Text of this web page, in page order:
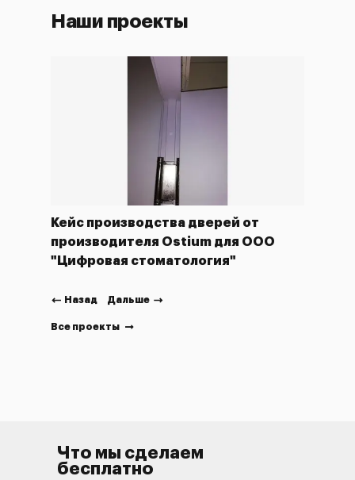
Наши проекты
Кейс производства дверей от
производителя Ostium для ООО
"Цифровая стоматология"
Назад Дальше
Все проекты
Что мы сделаем
бесплатно